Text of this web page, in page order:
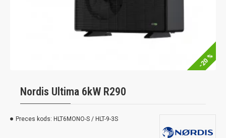
-20 %
Nordis Ultima 6kW R290
Preces kods: HLT6MONO-S / HLT-9-3S